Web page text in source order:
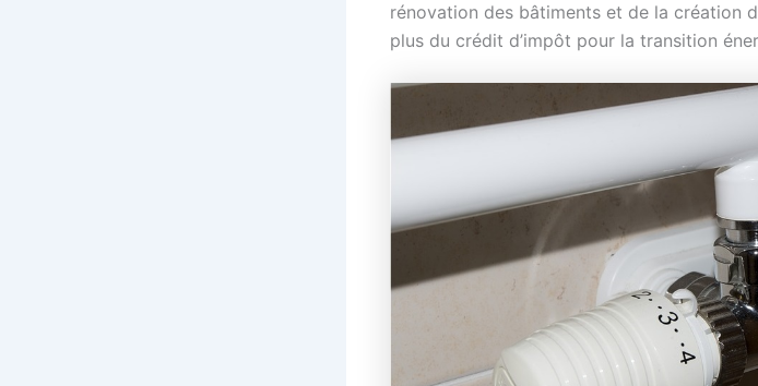
rénovation des bâtiments et de la création
plus du crédit d’impôt pour la transition